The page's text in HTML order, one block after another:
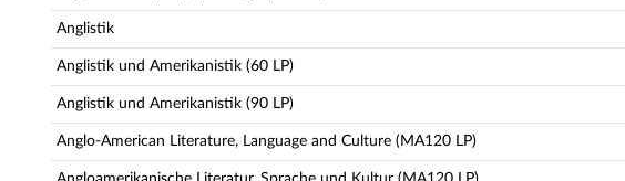
Anglistik
Anglistik und Amerikanistik (60 LP)
Anglistik und Amerikanistik (90 LP)
Anglo-American Literature, Language and Culture (MA120 LP)